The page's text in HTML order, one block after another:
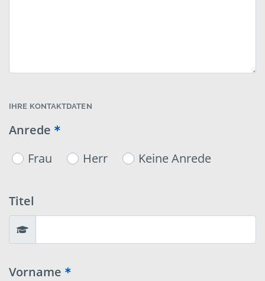
IHRE KONTAKTDATEN
Anrede
Frau
Herr Keine Anrede
Titel
Vorname